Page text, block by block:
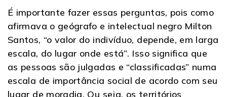
É importante fazer essas perguntas, pois como
afirmava o geógrafo e intelectual negro Milton
Santos, “o valor do indivíduo, depende, em larga
escala, do lugar onde está”. Isso significa que
as pessoas são julgadas e “classificadas” numa
escala de importância social de acordo com seu
lugar de moradia. Ou seja, os territórios